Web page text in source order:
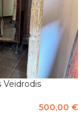
Veidrodis
500,00 €